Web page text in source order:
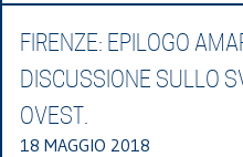
FIRENZE: EPILOGO
DISCUSSIONE SULLO
OVEST.
18 MAGGIO 2018